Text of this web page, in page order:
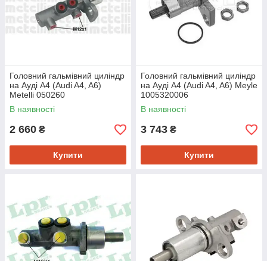
Головний гальмівний циліндр
на Ауді A4 (Audi A4, A6)
Metelli 050260
В наявності
2 660 ₴
Купити
Головний гальмівний циліндр
на Ауді A4 (Audi A4, A6) Meyle
1005320006
В наявності
3 743 ₴
Купити